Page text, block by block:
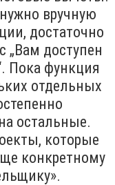
вручную
достаточно
„Вам доступен
Пока функция
отдельных
остальные.
которые
конкретному